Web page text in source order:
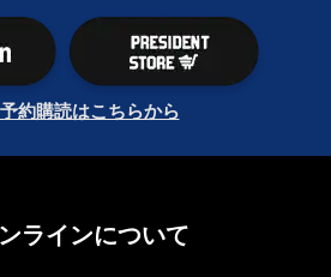
約購読はこちらから
ラインについて